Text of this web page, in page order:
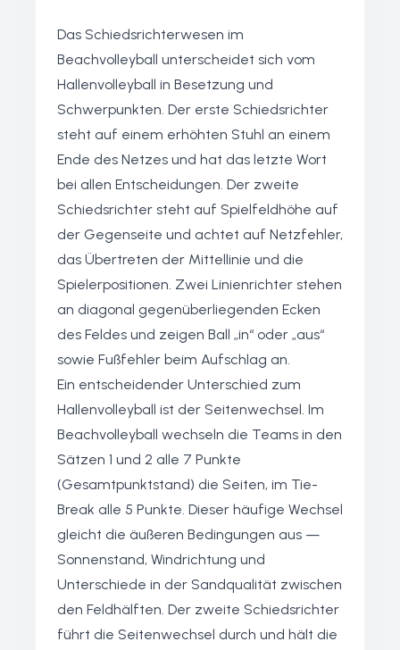
Das Schiedsrichterwesen im
Beachvolleyball unterscheidet sich vom
Hallenvolleyball in Besetzung und
Schwerpunkten. Der erste Schiedsrichter
steht auf einem erhöhten Stuhl an einem
Ende des Netzes und hat das letzte Wort
bei allen Entscheidungen. Der zweite
Schiedsrichter steht auf Spielfeldhöhe auf
der Gegenseite und achtet auf Netzfehler,
das Übertreten der Mittellinie und die
Spielerpositionen. Zwei Linienrichter stehen
an diagonal gegenüberliegenden Ecken
des Feldes und zeigen Ball „in“ oder „aus“
sowie Fußfehler beim Aufschlag an.
Ein entscheidender Unterschied zum
Hallenvolleyball ist der Seitenwechsel. Im
Beachvolleyball wechseln die Teams in den
Sätzen 1 und 2 alle 7 Punkte
(Gesamtpunktstand) die Seiten, im Tie-
Break alle 5 Punkte. Dieser häufige Wechsel
gleicht die äußeren Bedingungen aus —
Sonnenstand, Windrichtung und
Unterschiede in der Sandqualität zwischen
den Feldhälften. Der zweite Schiedsrichter
führt die Seitenwechsel durch und hält die